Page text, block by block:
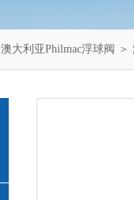
澳大利亚Philmac浮球阀 ＞